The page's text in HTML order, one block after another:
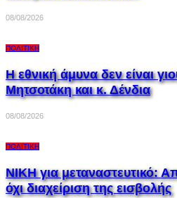
08/08/2026
ΠΟΛΙΤΙΚΉ
Η εθνική άμυνα δεν είναι
Μητσοτάκη και κ. Δένδια
08/08/2026
ΠΟΛΙΤΙΚΉ
ΝΙΚΗ για μεταναστευτικό:
όχι διαχείριση της εισβολής